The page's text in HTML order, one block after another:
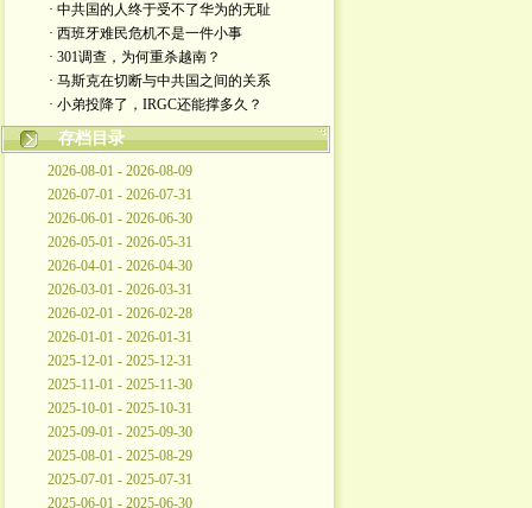
· 中共国的人终于受不了华为的无耻
· 西班牙难民危机不是一件小事
· 301调查，为何重杀越南？
· 马斯克在切断与中共国之间的关系
· 小弟投降了，IRGC还能撑多久？
存档目录
2026-08-01 - 2026-08-09
2026-07-01 - 2026-07-31
2026-06-01 - 2026-06-30
2026-05-01 - 2026-05-31
2026-04-01 - 2026-04-30
2026-03-01 - 2026-03-31
2026-02-01 - 2026-02-28
2026-01-01 - 2026-01-31
2025-12-01 - 2025-12-31
2025-11-01 - 2025-11-30
2025-10-01 - 2025-10-31
2025-09-01 - 2025-09-30
2025-08-01 - 2025-08-29
2025-07-01 - 2025-07-31
2025-06-01 - 2025-06-30